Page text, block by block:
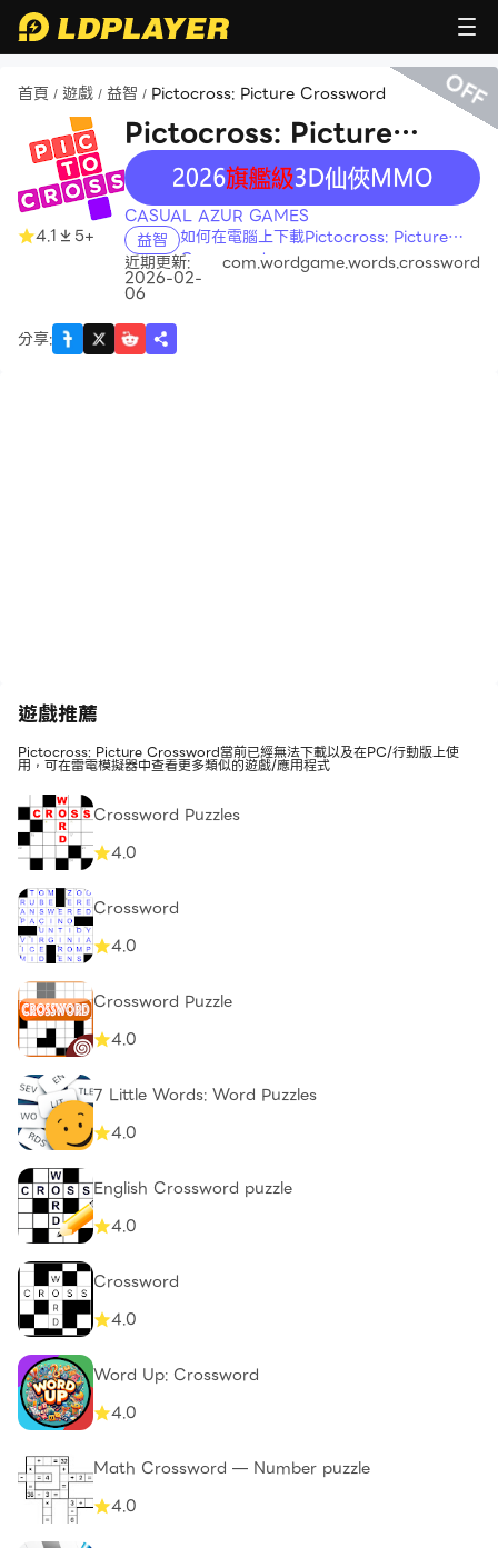
首頁 / 遊戲 / 益智 / Pictocross: Picture Crossword
4.1 5+
Pictocross: Picture
Crossword
recommend
CASUAL AZUR GAMES
益智 如何在電腦上下載Pictocross: Picture
Crossword
近期更新:
2026-02-
06
com.wordgame.words.crossword
分享:
OFF
遊戲推薦
Pictocross: Picture Crossword當前已經無法下載以及在PC/行動版上使
用，可在雷電模擬器中查看更多類似的遊戲/應用程式
Crossword Puzzles
4.0
Crossword
4.0
Crossword Puzzle
4.0
7 Little Words: Word Puzzles
4.0
English Crossword puzzle
4.0
Crossword
4.0
Word Up: Crossword
4.0
Math Crossword — Number puzzle
4.0